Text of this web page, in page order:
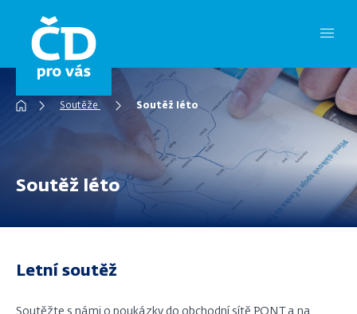
hlavnímu
Drobečková
Soutěže Soutěž léto
Soutěž léto
Letní soutěž
Soutěžte s námi o poukázky do obchodní sítě PONT a na